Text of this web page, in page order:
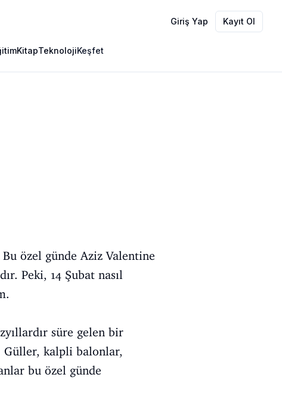
Giriş Yap Kayıt Ol
KitapTeknolojiKeşfet
özel günde Aziz Valentine
Peki, 14 Şubat nasıl
süre gelen bir
kalpli balonlar,
bu özel günde